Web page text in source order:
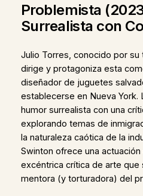
Problemista
Surrealista con
Julio Torres, conocido por su
dirige y protagoniza esta
diseñador de juguetes
establecerse en Nueva York.
humor surrealista con una
explorando temas de
la naturaleza caótica de la
Swinton ofrece una
excéntrica crítica de arte que
mentora (y torturadora) del